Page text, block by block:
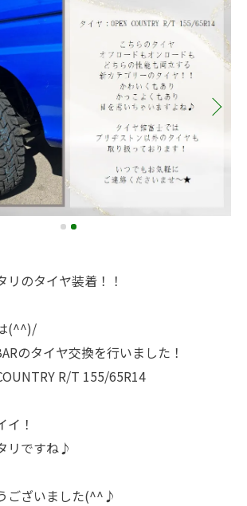
リのタイヤ装着！！
(^^)/
のタイヤ交換を行いました！
R/T 155/65R14
イ！
リですね♪
ございました(^^♪